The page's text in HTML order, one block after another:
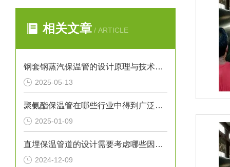
相关文章 / ARTICLE
钢套钢蒸汽保温管的设计原理与技术创新
2025-05-13
聚氨酯保温管在哪些行业中得到广泛应用？
2025-01-09
直埋保温管道的设计需要考虑哪些因素？
2024-12-09